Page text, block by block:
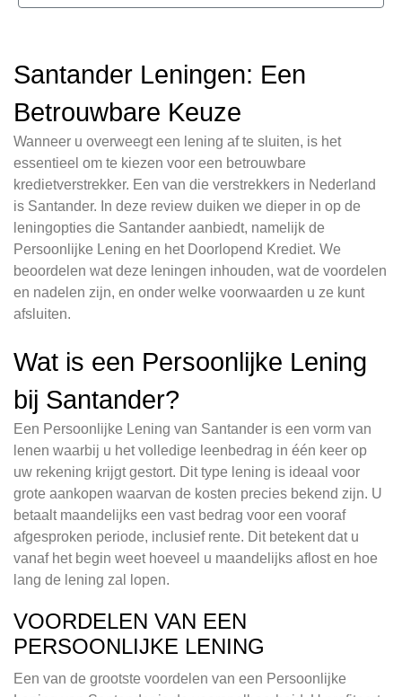
Santander Leningen: Een
Betrouwbare Keuze
Wanneer u overweegt een lening af te sluiten, is het
essentieel om te kiezen voor een betrouwbare
kredietverstrekker. Een van die verstrekkers in Nederland
is Santander. In deze review duiken we dieper in op de
leningopties die Santander aanbiedt, namelijk de
Persoonlijke Lening en het Doorlopend Krediet. We
beoordelen wat deze leningen inhouden, wat de voordelen
en nadelen zijn, en onder welke voorwaarden u ze kunt
afsluiten.
Wat is een Persoonlijke Lening
bij Santander?
Een Persoonlijke Lening van Santander is een vorm van
lenen waarbij u het volledige leenbedrag in één keer op
uw rekening krijgt gestort. Dit type lening is ideaal voor
grote aankopen waarvan de kosten precies bekend zijn. U
betaalt maandelijks een vast bedrag voor een vooraf
afgesproken periode, inclusief rente. Dit betekent dat u
vanaf het begin weet hoeveel u maandelijks aflost en hoe
lang de lening zal lopen.
VOORDELEN VAN EEN
PERSOONLIJKE LENING
Een van de grootste voordelen van een Persoonlijke